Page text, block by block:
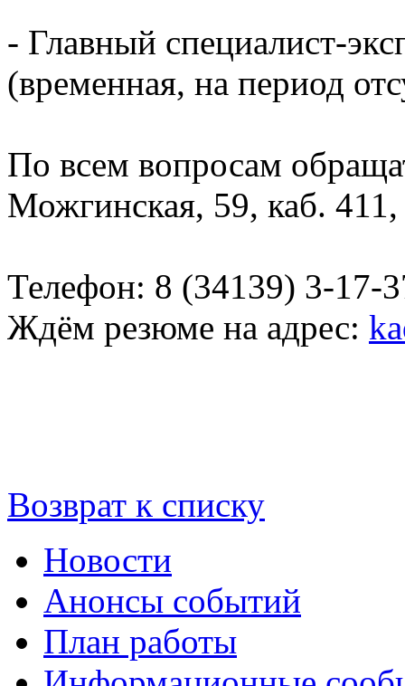
- Главный специалист-
(временная, на период
По всем вопросам
Можгинская, 59, каб.
Телефон: 8 (34139) 3-17-
Ждём резюме на адрес:
Возврат к списку
Новости
Анонсы событий
План работы